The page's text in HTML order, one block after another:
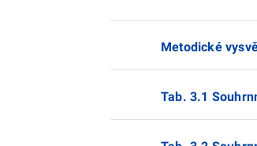
Metodické
Tab. 3.1